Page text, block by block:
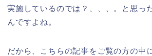
実施しているのでは？、、、。と思っ
んですよね。
だから、こちらの記事をご覧の方の中